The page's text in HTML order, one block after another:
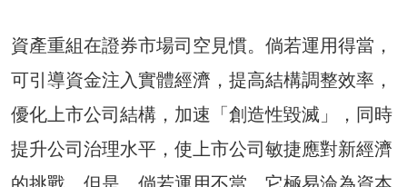
資產重組在證券市場司空見慣。倘若運用得當，
可引導資金注入實體經濟，提高結構調整效率，
優化上市公司結構，加速「創造性毀滅」，同時
提升公司治理水平，使上市公司敏捷應對新經濟